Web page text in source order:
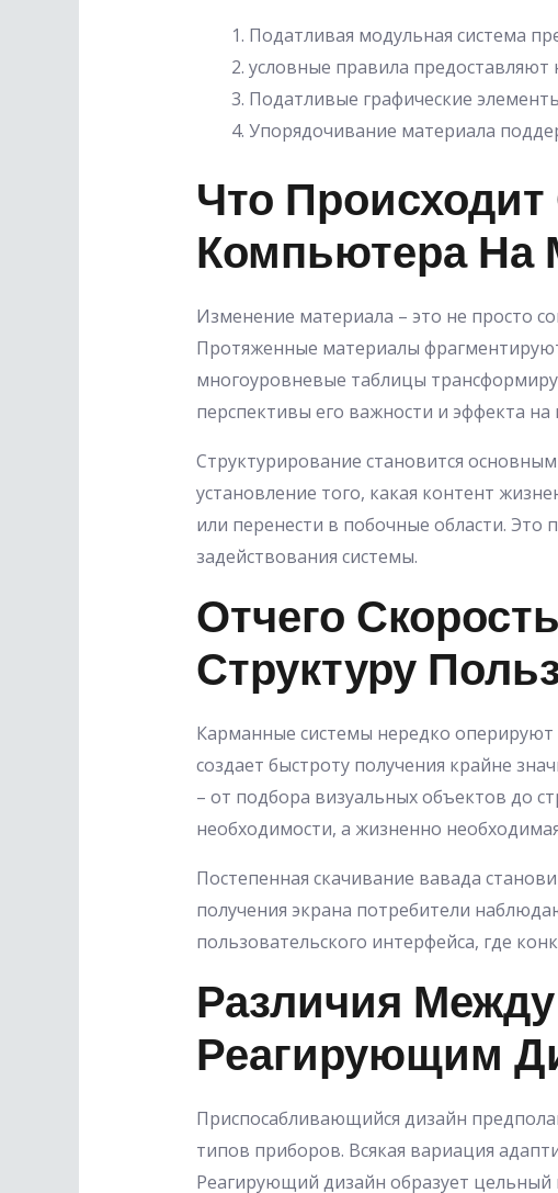
Податливая модульная система
условные правила
Податливые графические
Упорядочивание материала
Что
Компьютера На
Изменение материала – это не просто
Протяженные материалы
многоуровневые таблицы
перспективы его важности и эффекта на
Структурирование становится
установление того, какая контент
или перенести в побочные области. Это
задействования системы.
Отчего
Структуру
Карманные системы нередко оперируют
создает быстроту получения крайне
– от подбора визуальных объектов до
необходимости, а жизненно
Постепенная скачивание вавада
получения экрана потребители
пользовательского интерфейса, где
Различия
Реагирующим
Приспосабливающийся дизайн
типов приборов. Всякая вариация
Реагирующий дизайн образует цельный